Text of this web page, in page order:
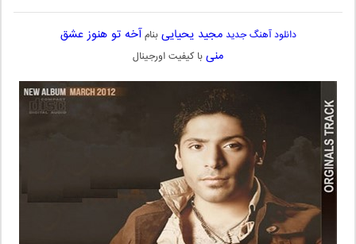
دانلود آهنگ جدید مجید یحیاییبنام آخه تو هنوز عشق
منیبا کیفیت اورجینال